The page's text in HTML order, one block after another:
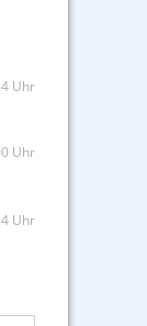
Uhr
Uhr
Uhr